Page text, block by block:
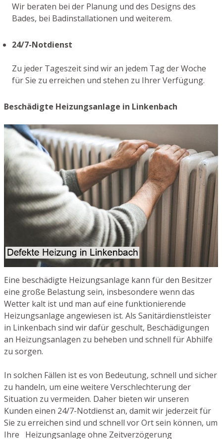
Wir beraten bei der Planung und des Designs des
Bades, bei Badinstallationen und weiterem.
24/7-Notdienst
Zu jeder Tageszeit sind wir an jedem Tag der Woche
für Sie zu erreichen und stehen zu Ihrer Verfügung.
Beschädigte Heizungsanlage in Linkenbach
Eine beschädigte Heizungsanlage kann für den Besitzer
eine große Belastung sein, insbesondere wenn das
Wetter kalt ist und man auf eine funktionierende
Heizungsanlage angewiesen ist. Als Sanitärdienstleister
in Linkenbach sind wir dafür geschult, Beschädigungen
an Heizungsanlagen zu beheben und schnell für Abhilfe
zu sorgen.
In solchen Fällen ist es von Bedeutung, schnell und sicher
zu handeln, um eine weitere Verschlechterung der
Situation zu vermeiden. Daher bieten wir unseren
Kunden einen 24/7-Notdienst an, damit wir jederzeit für
Sie zu erreichen sind und schnell vor Ort sein können, um
Ihre Heizungsanlage ohne Zeitverzögerung